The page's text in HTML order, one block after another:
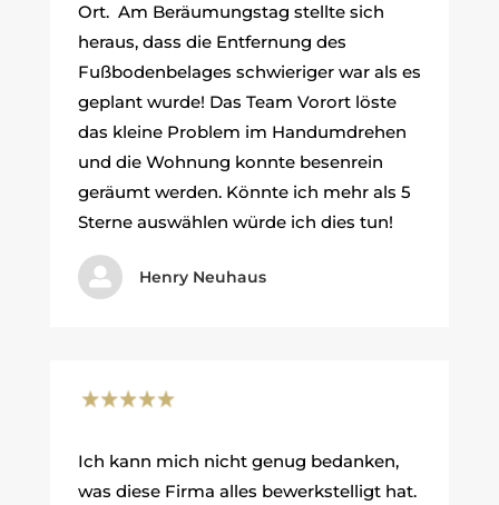
Ort. Am Beräumungstag stellte sich
heraus, dass die Entfernung des
Fußbodenbelages schwieriger war als es
geplant wurde! Das Team Vorort löste
das kleine Problem im Handumdrehen
und die Wohnung konnte besenrein
geräumt werden. Könnte ich mehr als 5
Sterne auswählen würde ich dies tun!
 Henry Neuhaus
Ich kann mich nicht genug bedanken,
was diese Firma alles bewerkstelligt hat.